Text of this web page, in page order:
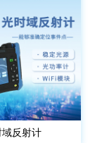
域反射计